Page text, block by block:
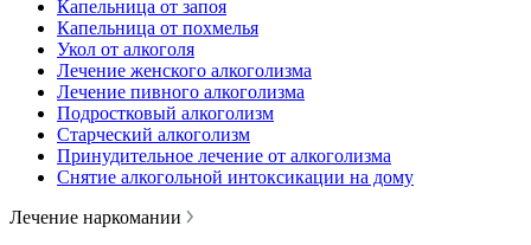
Капельница от запоя
Капельница от похмелья
Укол от алкоголя
Лечение женского алкоголизма
Лечение пивного алкоголизма
Подростковый алкоголизм
Старческий алкоголизм
Принудительное лечение от алкоголизма
Снятие алкогольной интоксикации на дому
Лечение наркомании